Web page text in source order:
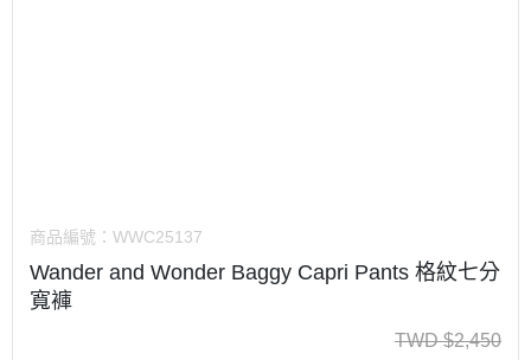
商品編號： WWC25137
Wander and Wonder Baggy Capri Pants 格紋七分
寬褲
TWD $2,450